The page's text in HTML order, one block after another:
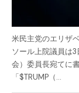
米民主党のエリザ
ソール上院議員は
会）委員長宛てに
「$TRUMP（…